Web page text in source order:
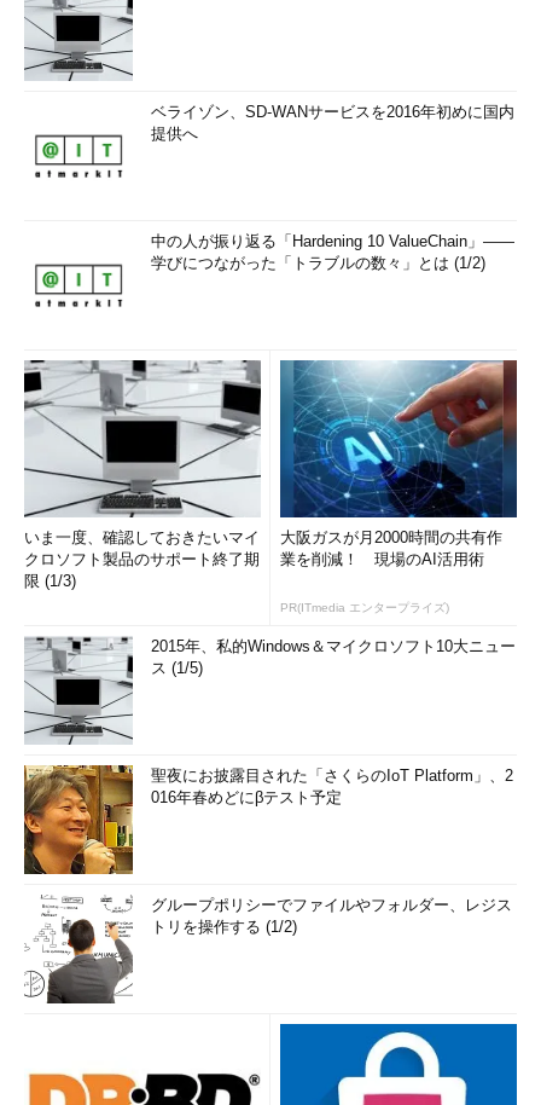
ベライゾン、SD-WANサービスを2016年初めに国内
提供へ
中の人が振り返る「Hardening 10 ValueChain」――
学びにつながった「トラブルの数々」とは (1/2)
いま一度、確認しておきたいマイ
クロソフト製品のサポート終了期
限 (1/3)
大阪ガスが月2000時間の共有作
業を削減！ 現場のAI活用術
PR(ITmedia エンタープライズ)
2015年、私的Windows＆マイクロソフト10大ニュー
ス (1/5)
聖夜にお披露目された「さくらのIoT Platform」、2
016年春めどにβテスト予定
グループポリシーでファイルやフォルダー、レジス
トリを操作する (1/2)